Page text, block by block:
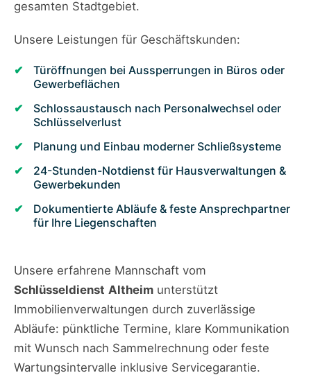
gesamten Stadtgebiet.
Unsere Leistungen für Geschäftskunden:
Türöffnungen bei Aussperrungen in Büros oder
Gewerbeflächen
Schlossaustausch nach Personalwechsel oder
Schlüsselverlust
Planung und Einbau moderner Schließsysteme
24-Stunden-Notdienst für Hausverwaltungen &
Gewerbekunden
Dokumentierte Abläufe & feste Ansprechpartner
für Ihre Liegenschaften
Unsere erfahrene Mannschaft vom
Schlüsseldienst Altheim unterstützt
Immobilienverwaltungen durch zuverlässige
Abläufe: pünktliche Termine, klare Kommunikation
mit Wunsch nach Sammelrechnung oder feste
Wartungsintervalle inklusive Servicegarantie.